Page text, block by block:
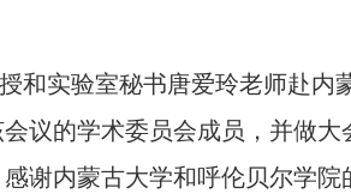
实验室秘书唐爱玲老师赴内
议的学术委员会成员，并做
谢内蒙古大学和呼伦贝尔学